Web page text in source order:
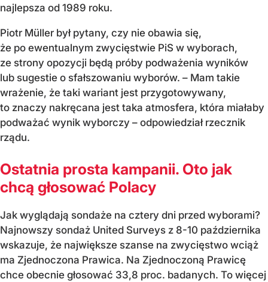
najlepsza od 1989 roku.
Piotr Müller był pytany, czy nie obawia się,
że po ewentualnym zwycięstwie PiS w wyborach,
ze strony opozycji będą próby podważenia wyników
lub sugestie o sfałszowaniu wyborów. – Mam takie
wrażenie, że taki wariant jest przygotowywany,
to znaczy nakręcana jest taka atmosfera, która miałaby
podważać wynik wyborczy – odpowiedział rzecznik
rządu.
Ostatnia prosta kampanii. Oto jak
chcą głosować Polacy
Jak wyglądają sondaże na cztery dni przed wyborami?
Najnowszy sondaż United Surveys z 8-10 października
wskazuje, że największe szanse na zwycięstwo wciąż
ma Zjednoczona Prawica. Na Zjednoczoną Prawicę
chce obecnie głosować 33,8 proc. badanych. To więcej